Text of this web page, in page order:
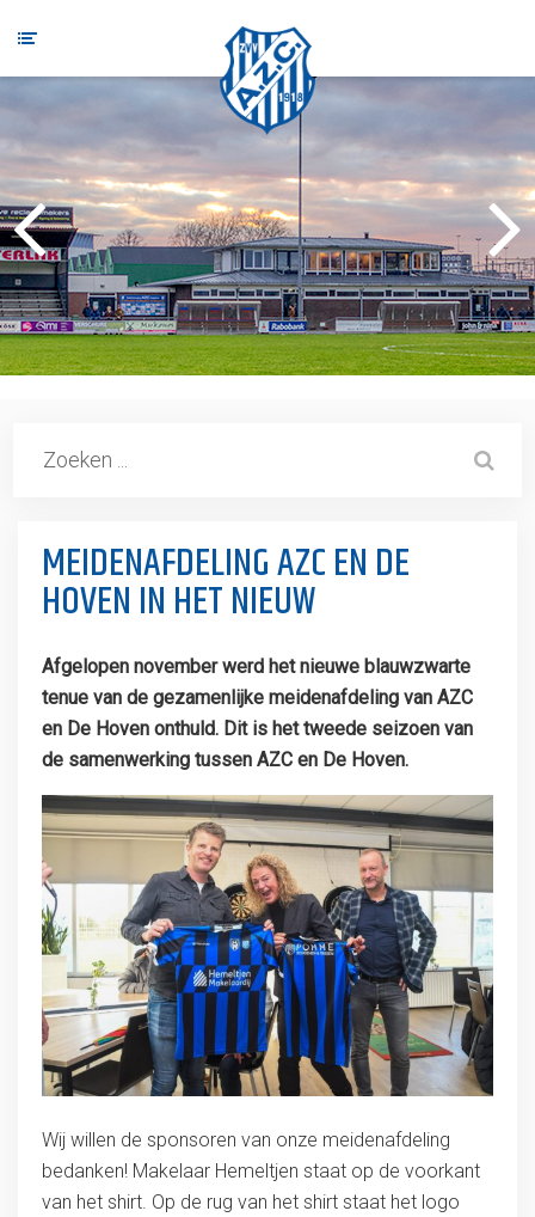
MEIDENAFDELING AZC EN DE
HOVEN IN HET NIEUW
Afgelopen november werd het nieuwe blauwzwarte
tenue van de gezamenlijke meidenafdeling van AZC
en De Hoven onthuld. Dit is het tweede seizoen van
de samenwerking tussen AZC en De Hoven.
Wij willen de sponsoren van onze meidenafdeling
bedanken! Makelaar Hemeltjen staat op de voorkant
van het shirt. Op de rug van het shirt staat het logo